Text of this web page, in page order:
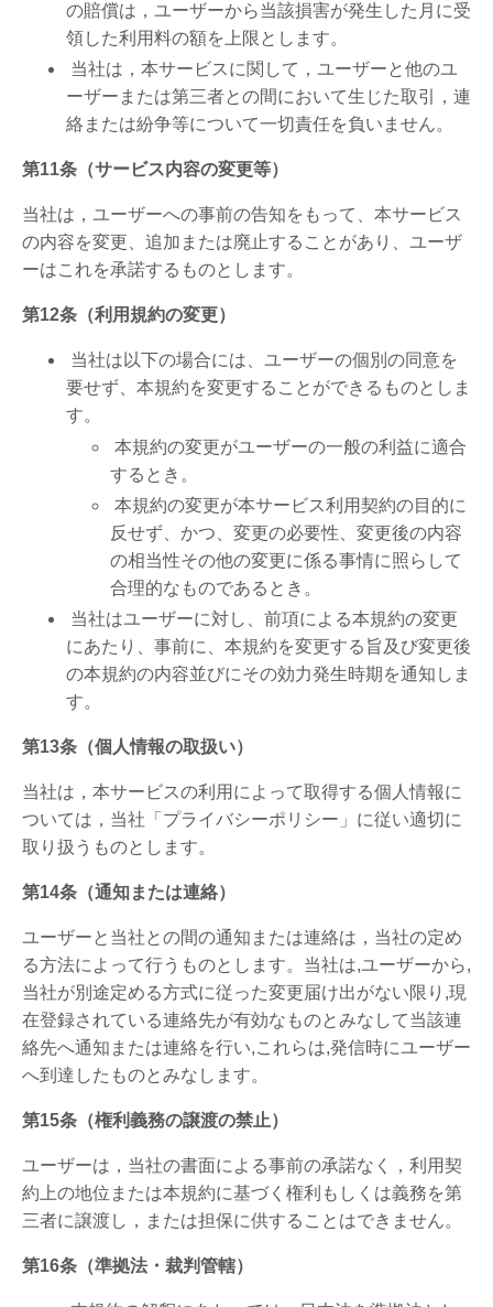
の賠償は，ユーザーから当該損害が発生した月に受
領した利用料の額を上限とします。
当社は，本サービスに関して，ユーザーと他のユ
ーザーまたは第三者との間において生じた取引，連
絡または紛争等について一切責任を負いません。
第11条（サービス内容の変更等）
当社は，ユーザーへの事前の告知をもって、本サービス
の内容を変更、追加または廃止することがあり、ユーザ
ーはこれを承諾するものとします。
第12条（利用規約の変更）
当社は以下の場合には、ユーザーの個別の同意を
要せず、本規約を変更することができるものとしま
す。
本規約の変更がユーザーの一般の利益に適合
するとき。
本規約の変更が本サービス利用契約の目的に
反せず、かつ、変更の必要性、変更後の内容
の相当性その他の変更に係る事情に照らして
合理的なものであるとき。
当社はユーザーに対し、前項による本規約の変更
にあたり、事前に、本規約を変更する旨及び変更後
の本規約の内容並びにその効力発生時期を通知しま
す。
第13条（個人情報の取扱い）
当社は，本サービスの利用によって取得する個人情報に
ついては，当社「プライバシーポリシー」に従い適切に
取り扱うものとします。
第14条（通知または連絡）
ユーザーと当社との間の通知または連絡は，当社の定め
る方法によって行うものとします。当社は,ユーザーから,
当社が別途定める方式に従った変更届け出がない限り,現
在登録されている連絡先が有効なものとみなして当該連
絡先へ通知または連絡を行い,これらは,発信時にユーザー
へ到達したものとみなします。
第15条（権利義務の譲渡の禁止）
ユーザーは，当社の書面による事前の承諾なく，利用契
約上の地位または本規約に基づく権利もしくは義務を第
三者に譲渡し，または担保に供することはできません。
第16条（準拠法・裁判管轄）